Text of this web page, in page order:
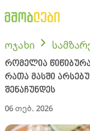
ოჯახი
რომელია
რათა მასში
შენაჩუნდეს
06 თებ. 2026